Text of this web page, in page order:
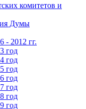
комитетов и
Думы
- 2012 гг.
год
год
год
год
год
год
год